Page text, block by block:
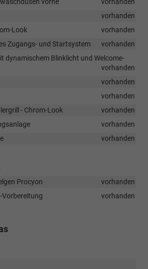
vorne
vorhanden
vorhanden
Look
vorhanden
Zugangs- und Startsystem
vorhanden
dynamischem Blinklicht und Welcome-
vorhanden
vorhanden
vorhanden
- Chrom-Look
vorhanden
vorhanden
vorhanden
Procyon
vorhanden
vorhanden